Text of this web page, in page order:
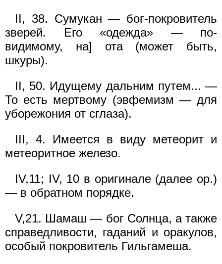
II, 38. Сумукан — бог-покровитель
зверей. Его «одежда» — по-
видимому, на] ота (может быть,
шкуры).
II, 50. Идущему дальним путем... —
То есть мертвому (эвфемизм — для
уборежония от сглаза).
III, 4. Имеется в виду метеорит и
метеоритное железо.
IV,11; IV, 10 в оригинале (далее ор.)
— в обратном порядке.
V,21. Шамаш — бог Солнца, а также
справедливости, гаданий и оракулов,
особый покровитель Гильгамеша.